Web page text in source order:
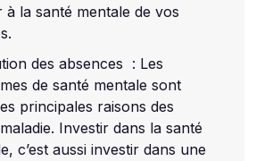
à la santé mentale de vos
des absences : Les
de santé mentale sont
principales raisons des
Investir dans la santé
c’est aussi investir dans une